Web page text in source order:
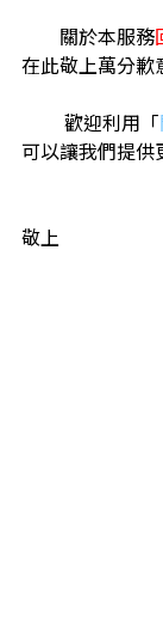
關於本服務
在此敬上萬分歉
歡迎利用「
可以讓我們提供
敬上